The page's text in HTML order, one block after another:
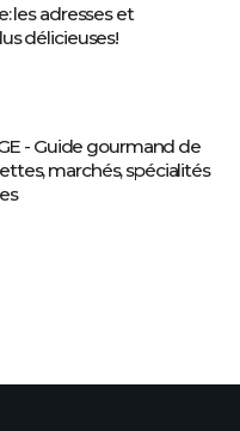
les adresses et
délicieuses!
- Guide gourmand de
marchés, spécialités